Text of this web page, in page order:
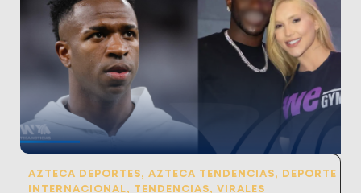
AZTECA DEPORTES, AZTECA TENDENCIAS,
DEPORTE
INTERNACIONAL, TENDENCIAS, VIRALES